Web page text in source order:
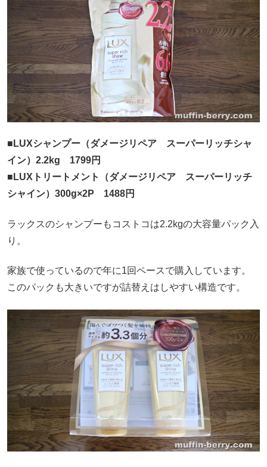
■LUXシャンプー（ダメージリペア スーパーリッチシャ
イン）2.2kg 1799円
■LUXトリートメント（ダメージリペア スーパーリッチ
シャイン）300g×2P 1488円
ラックスのシャンプーもコストコは2.2kgの大容量パック入
り。
家族で使っているので年に1回ペースで購入しています。
このパックも大きいですが詰替えはしやすい構造です。